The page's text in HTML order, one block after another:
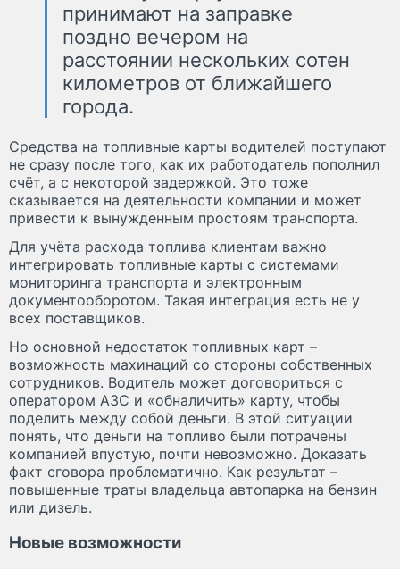
принимают на заправке
поздно вечером на
расстоянии нескольких сотен
километров от ближайшего
города.
Средства на топливные карты водителей поступают
не сразу после того, как их работодатель пополнил
счёт, а с некоторой задержкой. Это тоже
сказывается на деятельности компании и может
привести к вынужденным простоям транспорта.
Для учёта расхода топлива клиентам важно
интегрировать топливные карты с системами
мониторинга транспорта и электронным
документооборотом. Такая интеграция есть не у
всех поставщиков.
Но основной недостаток топливных карт –
возможность махинаций со стороны собственных
сотрудников. Водитель может договориться с
оператором АЗС и «обналичить» карту, чтобы
поделить между собой деньги. В этой ситуации
понять, что деньги на топливо были потрачены
компанией впустую, почти невозможно. Доказать
факт сговора проблематично. Как результат –
повышенные траты владельца автопарка на бензин
или дизель.
Новые возможности